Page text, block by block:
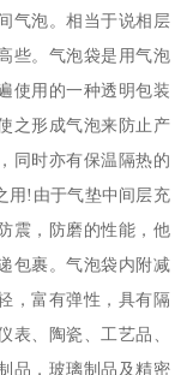
气泡。相当于说相层
些。气泡袋是用气泡
使用的一种透明包装
之形成气泡来防止产
同时亦有保温隔热的
用!由于气垫中间层充
震，防磨的性能，他
包裹。气泡袋内附减
，富有弹性，具有隔
表、陶瓷、工艺品、
品，玻璃制品及精密